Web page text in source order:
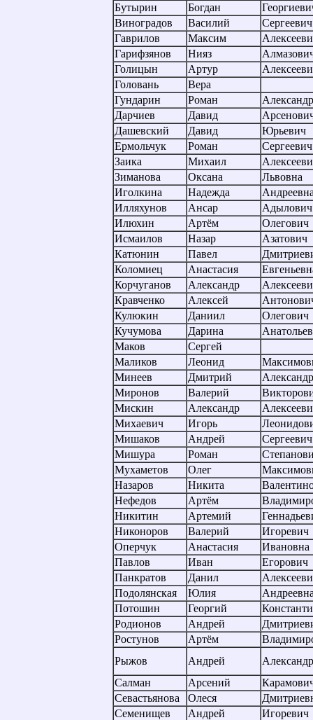
Бутырин
Богдан
Виноградов
Василий
Сергеевич
Гаврилов
Максим
Гарифзянов
Нияз
Голицын
Артур
Головань
Вера
Гундарин
Роман
Дарчиев
Давид
Дашевский
Давид
Юрьевич
Ермольчук
Роман
Сергеевич
Заика
Михаил
Зиманова
Оксана
Львовна
Иголкина
Надежда
Илляхунов
Ансар
Адылович
Илюхин
Артём
Олегович
Исмаилов
Назар
Азатович
Катюнин
Павел
Коломиец
Анастасия
Корчуганов
Александр
Кравченко
Алексей
Кулюкин
Даниил
Олегович
Кучумова
Дарина
Маков
Сергей
Маликов
Леонид
Минеев
Дмитрий
Миронов
Валерий
Мискин
Александр
Михаевич
Игорь
Мишаков
Андрей
Сергеевич
Мишура
Роман
Мухаметов
Олег
Назаров
Никита
Нефедов
Артём
Никитин
Артемий
Никоноров
Валерий
Игоревич
Оперчук
Анастасия
Ивановна
Павлов
Иван
Егорович
Панкратов
Данил
Подолянская
Юлия
Потошин
Георгий
Родионов
Андрей
Ростунов
Артём
Рыжов
Андрей
Салман
Арсений
Севастьянова
Олеся
Семенищев
Андрей
Игоревич